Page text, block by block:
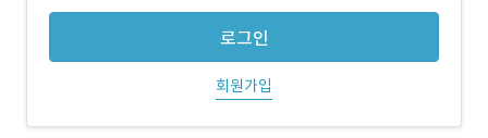
로그인
회원가입